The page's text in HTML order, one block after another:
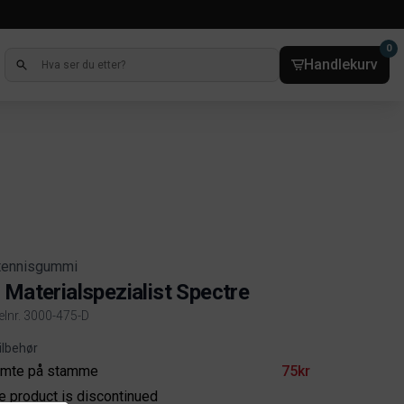
Handlekurv
0
Materialspezialist Spectre
3000-475-D
information
på stamme
75kr
product is discontinued